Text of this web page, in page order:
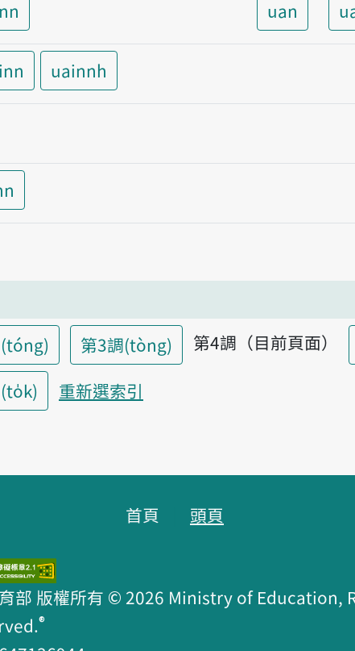
uan
uainnh
第3調(tòng) 第4調（目前頁面）
重新選索引
首頁 頭頁
部 版權所有 © 2026 Ministry of Education,
®